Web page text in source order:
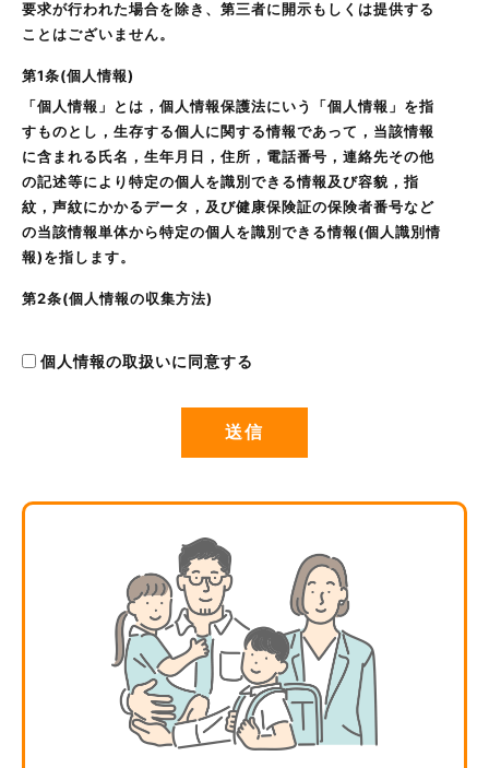
要求が行われた場合を除き、第三者に開示もしくは提供する
ことはございません。
第1条(個人情報)
「個人情報」とは，個人情報保護法にいう「個人情報」を指
すものとし，生存する個人に関する情報であって，当該情報
に含まれる氏名，生年月日，住所，電話番号，連絡先その他
の記述等により特定の個人を識別できる情報及び容貌，指
紋，声紋にかかるデータ，及び健康保険証の保険者番号など
の当該情報単体から特定の個人を識別できる情報(個人識別情
報)を指します。
第2条(個人情報の収集方法)
所，電話番号，メールアドレス，銀行口座番号，クレジット
とがあります。また，ユーザーと提携先などとの間でなされ
たユーザーの個人情報を含む取引記録や決済に関する情報を,
当社の提携先(情報提供元，広告主，広告配信先などを含みま
ります。
第3条(個人情報を収集・利用する目的)
当社が個人情報を収集・利用する目的は，以下のとおりで
当社サービスの提供・運営のため
ユーザーからのお問い合わせに回答するため(本人確認を行う
ユーザーが利用中のサービスの新機能，更新情報，キャンペ
ーン等及び当社が提供する他のサービスの案内のメールを送
個人情報の取扱いに同意する